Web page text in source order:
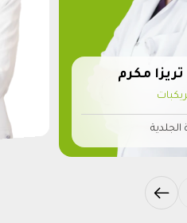
تريزا مكرم
الجلدية